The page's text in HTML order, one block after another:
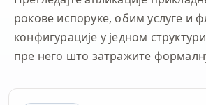
рокове испоруке, обим услуге и
конфигурације у једном
пре него што затражите